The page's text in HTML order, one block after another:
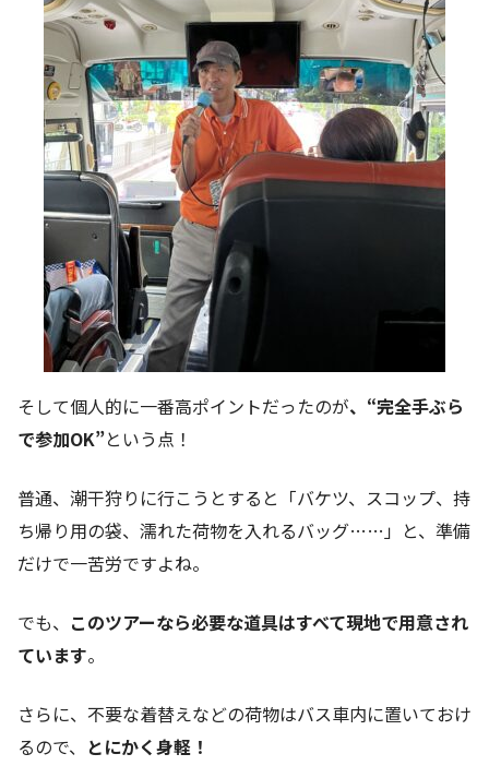
そして個人的に一番高ポイントだったのが、“完全手ぶら
で参加OK”という点！
普通、潮干狩りに行こうとすると「バケツ、スコップ、持
ち帰り用の袋、濡れた荷物を入れるバッグ……」と、準備
だけで一苦労ですよね。
でも、 このツアーなら必要な道具はすべて現地で用意され
ています。
さらに、不要な着替えなどの荷物はバス車内に置いておけ
るので、 とにかく身軽！